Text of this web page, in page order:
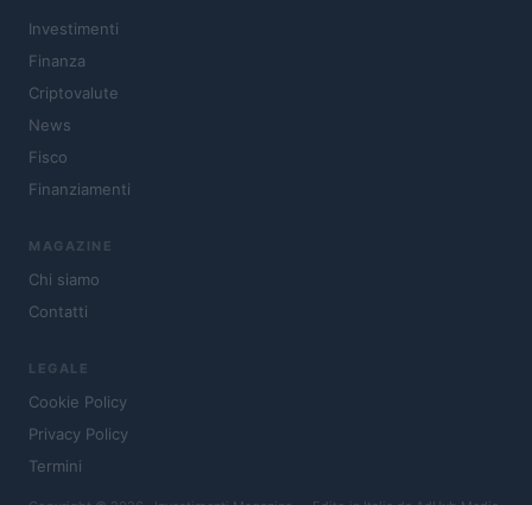
Investimenti
Finanza
Criptovalute
News
Fisco
Finanziamenti
MAGAZINE
Chi siamo
Contatti
LEGALE
Cookie Policy
Privacy Policy
Termini